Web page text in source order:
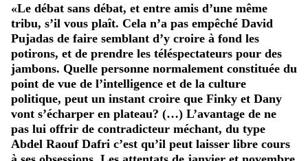
«Le débat sans débat, et entre amis d’une même
tribu, s’il vous plaît. Cela n’a pas empêché David
Pujadas de faire semblant d’y croire à fond les
potirons, et de prendre les téléspectateurs pour des
jambons. Quelle personne normalement constituée du
point de vue de l’intelligence et de la culture
politique, peut un instant croire que Finky et Dany
vont s’écharper en plateau? (…) L’avantage de ne
pas lui offrir de contradicteur méchant, du type
Abdel Raouf Dafri c’est qu’il peut laisser libre cours